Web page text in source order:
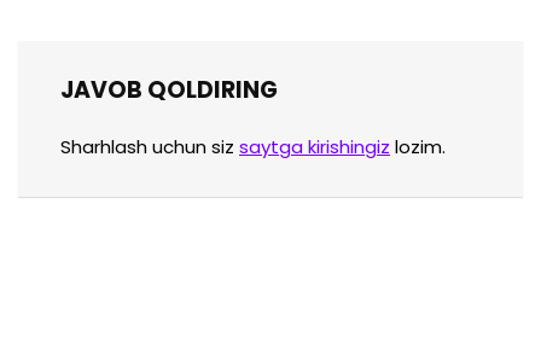
JAVOB QOLDIRING
Sharhlash uchun siz saytga kirishingiz lozim.